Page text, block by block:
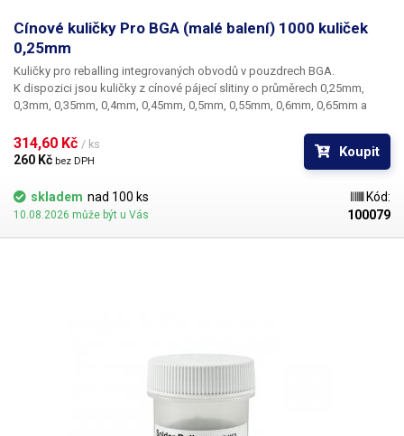
Cínové kuličky Pro BGA (malé balení) 1000 kuliček
0,25mm
Kuličky pro reballing integrovaných obvodů v pouzdrech BGA.
K dispozici jsou kuličky z cínové pájecí slitiny o průměrech 0,25mm,
0,3mm, 0,35mm, 0,4mm, 0,45mm, 0,5mm, 0,55mm, 0,6mm, 0,65mm a
BGA mřížky pro překuličkování. Ampule obsahuje vždy 1000 kusů
kuliček o daném průměru.
314,60 Kč / ks
260 Kč bez DPH
Koupit
skladem nad 100 ks
10.08.2026 může být u Vás
Kód:
100079